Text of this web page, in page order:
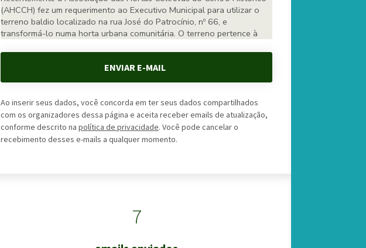
ENVIAR E-MAIL
Ao inserir seus dados, você concorda em ter seus dados compartilhados
com os organizadores dessa página e aceita receber emails de atualização,
conforme descrito na política de privacidade. Você pode cancelar o
recebimento desses e-mails a qualquer momento.
7